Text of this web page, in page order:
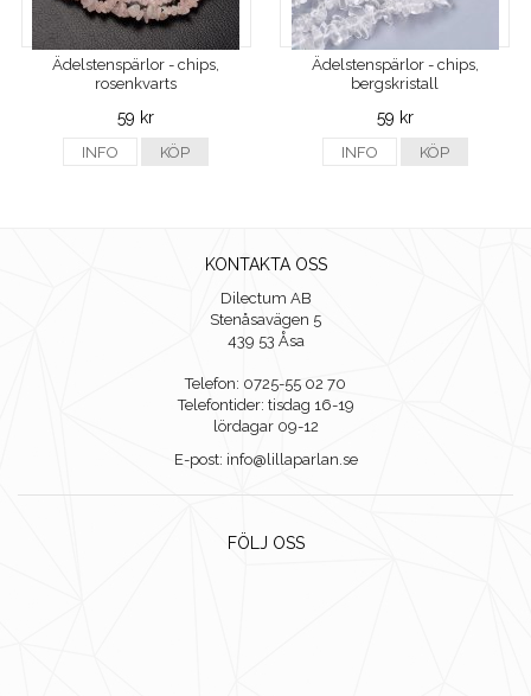
Ädelstenspärlor - chips,
rosenkvarts
59 kr
INFO KÖP
Ädelstenspärlor - chips,
bergskristall
59 kr
INFO KÖP
KONTAKTA OSS
Dilectum AB
Stenåsavägen 5
439 53 Åsa
Telefon: 0725-55 02 70
Telefontider: tisdag 16-19
lördagar 09-12
E-post: info@lillaparlan.se
FÖLJ OSS